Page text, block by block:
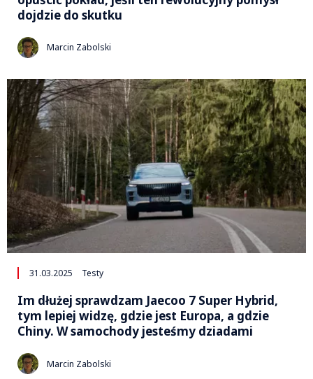
dojdzie do skutku
Marcin Zabolski
31.03.2025 Testy
Im dłużej sprawdzam Jaecoo 7 Super Hybrid,
tym lepiej widzę, gdzie jest Europa, a gdzie
Chiny. W samochody jesteśmy dziadami
Marcin Zabolski